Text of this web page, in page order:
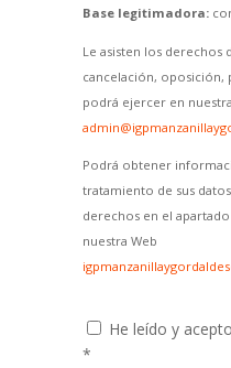
Base legitimadora:
Le asisten los derechos
cancelación,
podrá ejercer en
Podrá obtener
tratamiento de sus
derechos en el
nuestra Web
He leído y
*